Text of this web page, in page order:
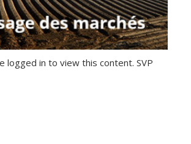
logged in to view this content. SVP